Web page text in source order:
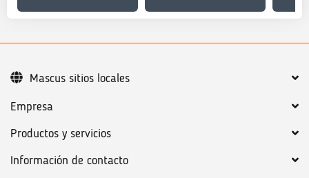
Empresa
Productos y servicios
Información de contacto
Mascus sitios locales